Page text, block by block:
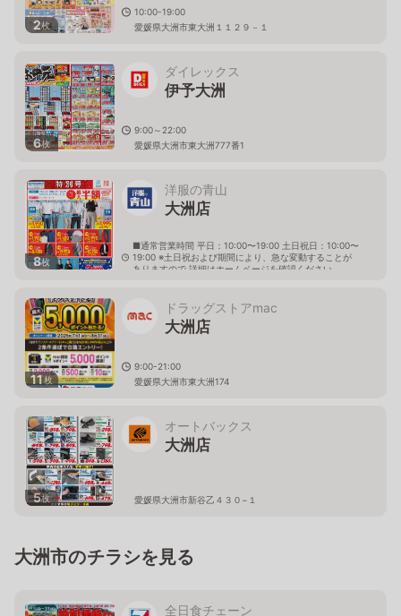
2枚
10:00-19:00
愛媛県大洲市東大洲１１２９－１
6枚
ダイレックス
伊予大洲
9:00～22:00
愛媛県大洲市東大洲777番1
8枚
洋服の青山
大洲店
■通常営業時間 平日：10:00〜19:00 土日祝日：10:00〜
19:00 ※土日祝および期間により、急な変動することが
ありますので 詳細はホームページを確認ください
11枚
ドラッグストアmac
大洲店
9:00-21:00
愛媛県大洲市東大洲174
5枚
オートバックス
大洲店
愛媛県大洲市新谷乙４３０−１
大洲市のチラシを見る
全日食チェーン